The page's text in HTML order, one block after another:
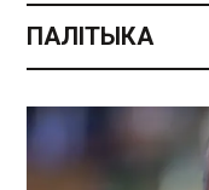
ПАЛІТЫКА